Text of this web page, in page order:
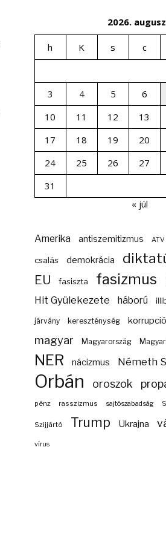
2026.
h K s c
3
4 5 6
10
11 12 13
17
18 19 20
24
25 26 27
31
« júl
Amerika antiszemitizmus ATV
csalás demokrácia
EU fasiszta fasizmus
Hit Gyülekezete háború
járvány kereszténység korrupció
magyar Magyarország
NER nácizmus Németh
Orbán oroszok
pénz rasszizmus sajtószabadság
Szijjártó Trump Ukrajna
vírus